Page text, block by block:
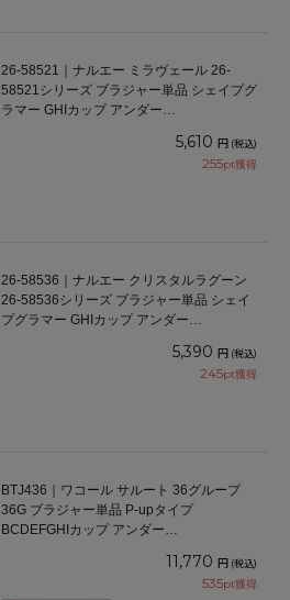
26-58521｜ナルエー ミラヴェール 26-
58521シリーズ ブラジャー単品 シェイプグ
ラマー GHIカップ アンダー
5,610 円 (税込)
255pt獲得
26-58536｜ナルエー クリスタルラグーン
26-58536シリーズ ブラジャー単品 シェイ
プグラマー GHIカップ アンダー
5,390 円 (税込)
245pt獲得
BTJ436｜ワコール サルート 36グループ
36G ブラジャー単品 P-upタイプ
BCDEFGHIカップ アンダー
11,770 円 (税込)
535pt獲得